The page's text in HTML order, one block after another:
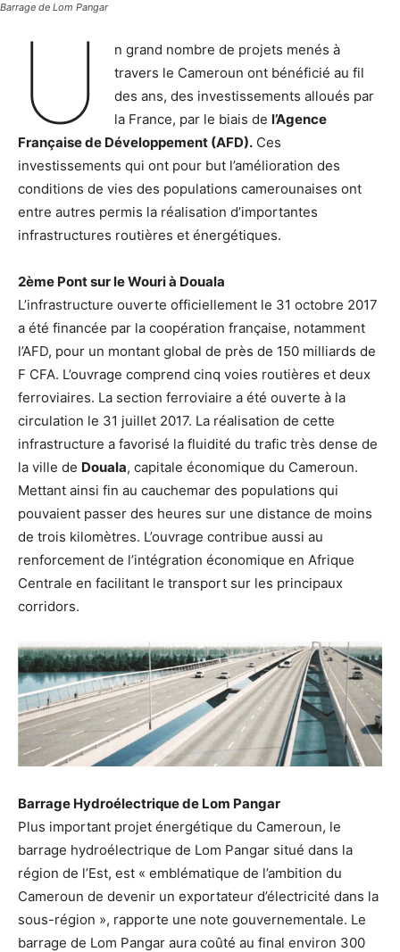
Barrage de Lom Pangar
U
n grand nombre de projets menés à
travers le Cameroun ont bénéficié au fil
des ans, des investissements alloués par
la France, par le biais de l’Agence
Française de Développement (AFD). Ces
investissements qui ont pour but l’amélioration des
conditions de vies des populations camerounaises ont
entre autres permis la réalisation d’importantes
infrastructures routières et énergétiques.
2ème Pont sur le Wouri à Douala
L’infrastructure ouverte officiellement le 31 octobre 2017
a été financée par la coopération française, notamment
l’AFD, pour un montant global de près de 150 milliards de
F CFA. L’ouvrage comprend cinq voies routières et deux
ferroviaires. La section ferroviaire a été ouverte à la
circulation le 31 juillet 2017. La réalisation de cette
infrastructure a favorisé la fluidité du trafic très dense de
la ville de Douala, capitale économique du Cameroun.
Mettant ainsi fin au cauchemar des populations qui
pouvaient passer des heures sur une distance de moins
de trois kilomètres. L’ouvrage contribue aussi au
renforcement de l’intégration économique en Afrique
Centrale en facilitant le transport sur les principaux
corridors.
Barrage Hydroélectrique de Lom Pangar
Plus important projet énergétique du Cameroun, le
barrage hydroélectrique de Lom Pangar situé dans la
région de l’Est, est « emblématique de l’ambition du
Cameroun de devenir un exportateur d’électricité dans la
sous-région », rapporte une note gouvernementale. Le
barrage de Lom Pangar aura coûté au final environ 300